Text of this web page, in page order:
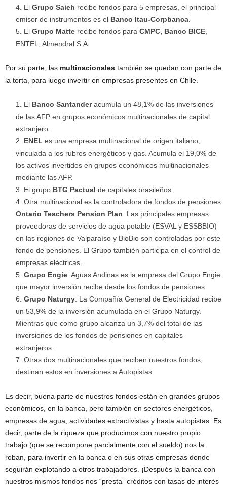
El Grupo Saieh recibe fondos para 5 empresas, el principal
emisor de instrumentos es el Banco Itau-Corpbanca.
El Grupo Matte recibe fondos para CMPC, Banco BICE
ENTEL, Almendral S.A.
Por su parte, las multinacionales también se quedan con parte de
la torta, para luego invertir en empresas presentes en Chile.
El Banco Santanderacumula un 48,1% de las inversiones
de las AFP en grupos económicos multinacionales de capital
extranjero.
ENEL es una empresa multinacional de origen italiano,
vinculada a los rubros energéticos y gas. Acumula el 19,0% de
los activos invertidos en grupos económicos multinacionales
mediante las AFP.
El grupo BTG Pactual de capitales brasileños.
Otra multinacional es la controladora de fondos de pensiones
Ontario Teachers Pension Plan . Las principales empresas
proveedoras de servicios de agua potable (ESVAL y ESSBBIO)
en las regiones de Valparaíso y BioBio son controladas por este
fondo de pensiones. El Grupo también participa en el control de
empresas eléctricas.
Grupo Engie . Aguas Andinas es la empresa del Grupo Engie
que mayor inversión recibe desde los fondos de pensiones.
Grupo Naturgy . La Compañía General de Electricidad recibe
un 53,9% de la inversión acumulada en el Grupo Naturgy.
Mientras que como grupo alcanza un 3,7% del total de las
inversiones de los fondos de pensiones en capitales
extranjeros.
Otras dos multinacionales que reciben nuestros fondos,
destinan estos en inversiones a Autopistas.
Es decir, buena parte de nuestros fondos están en grandes grupos
económicos, en la banca, pero también en sectores energéticos,
empresas de agua, actividades extractivistas y hasta autopistas. Es
decir, parte de la riqueza que producimos con nuestro propio
trabajo (que se recompone parcialmente con el sueldo) nos la
roban, para invertir en la banca o en sus otras empresas donde
seguirán explotando a otros trabajadores. ¡Después la banca con
nuestros mismos fondos nos “presta” créditos con tasas de interés